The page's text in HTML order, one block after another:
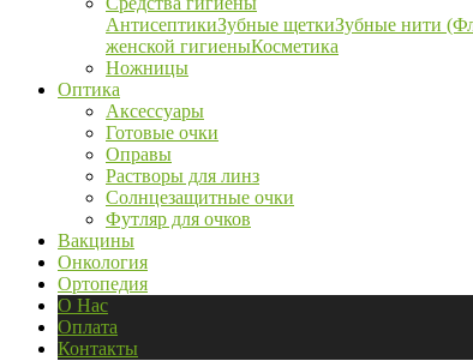
АнтисептикиЗубные щеткиЗубные нити
женской гигиеныКосметика
Ножницы
Оптика
Аксессуары
Готовые очки
Оправы
Растворы для линз
Солнцезащитные очки
Футляр для очков
Вакцины
Онкология
Ортопедия
О Нас
Оплата
Контакты